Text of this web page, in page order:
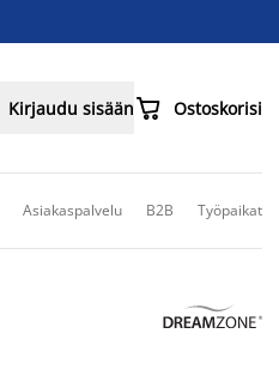
Kirjaudu sisään Ostoskorisi
Asiakaspalvelu B2B Työpaikat